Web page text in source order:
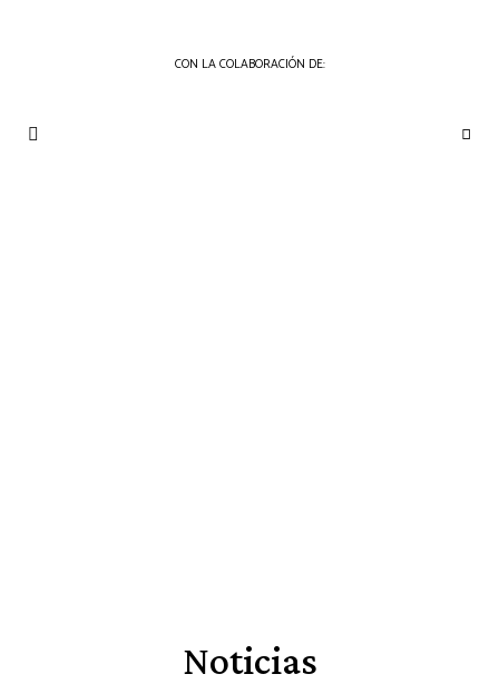
CON LA COLABORACIÓN DE:
Noticias